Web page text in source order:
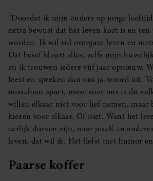
informatie die u aan ze heeft verstrekt
verzameld op basis van uw gebruik
gaat akkoord met onze cookies als u
gebruiken.
“Doordat ik mijn ouders op jonge
extra bewust dat het leven kort is en
worden. Ik wil vol overgave leven en
Dat besef kleurt alles, zelfs mijn
en ik trouwen iedere vijf jaar opnieuw.
feest en spreken dan ons ja-woord uit.
misschien apart, maar voor ons is dit
willen elkaar niet voor lief nemen, maar
kiezen voor elkaar. Of niet. Want het
eerlijk durven zijn, naar jezelf en
leven, dat wil ik. Het liefst met humor
Paarse koffer